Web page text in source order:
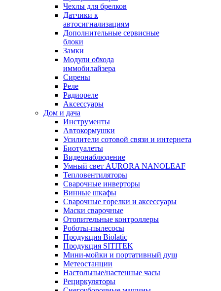
Чехлы для брелков
Датчики к
автосигнализациям
Дополнительные сервисные
блоки
Замки
Модули обхода
иммобилайзера
Сирены
Реле
Радиореле
Аксессуары
Дом и дача
Инструменты
Автокормушки
Усилители сотовой связи и интернета
Биотуалеты
Видеонаблюдение
Умный свет AURORA NANOLEAF
Тепловентиляторы
Сварочные инверторы
Винные шкафы
Сварочные горелки и аксессуары
Маски сварочные
Отопительные контроллеры
Роботы-пылесосы
Продукция Biolatic
Продукция SITITEK
Мини-мойки и портативный душ
Метеостанции
Настольные/настенные часы
Рециркуляторы